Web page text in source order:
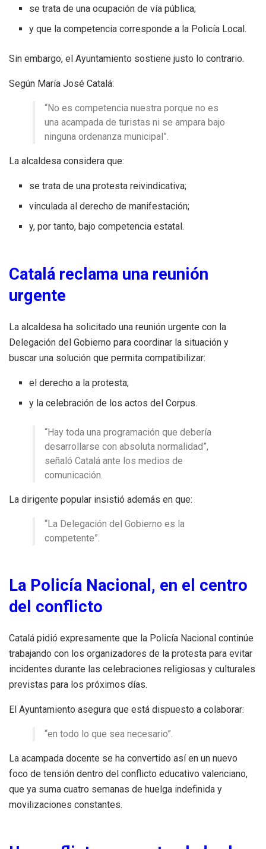
se trata de una ocupación de vía pública;
y que la competencia corresponde a la Policía Local.
Sin embargo, el Ayuntamiento sostiene justo lo contrario.
Según María José Catalá:
“No es competencia nuestra porque no es
una acampada de turistas ni se ampara bajo
ninguna ordenanza municipal”.
La alcaldesa considera que:
se trata de una protesta reivindicativa;
vinculada al derecho de manifestación;
y, por tanto, bajo competencia estatal.
Catalá reclama una reunión
urgente
La alcaldesa ha solicitado una reunión urgente con la
Delegación del Gobierno para coordinar la situación y
buscar una solución que permita compatibilizar:
el derecho a la protesta;
y la celebración de los actos del Corpus.
“Hay toda una programación que debería
desarrollarse con absoluta normalidad”,
señaló Catalá ante los medios de
comunicación.
La dirigente popular insistió además en que:
“La Delegación del Gobierno es la
competente”.
La Policía Nacional, en el centro
del conflicto
Catalá pidió expresamente que la Policía Nacional continúe
trabajando con los organizadores de la protesta para evitar
incidentes durante las celebraciones religiosas y culturales
previstas para los próximos días.
El Ayuntamiento asegura que está dispuesto a colaborar:
“en todo lo que sea necesario”.
La acampada docente se ha convertido así en un nuevo
foco de tensión dentro del conflicto educativo valenciano,
que ya suma cuatro semanas de huelga indefinida y
movilizaciones constantes.